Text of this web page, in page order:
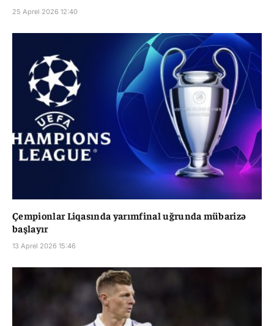
25 Aprel 2026 12:40
Çempionlar Liqasında yarımfinal uğrunda mübarizə
başlayır
13 Aprel 2026 15:46